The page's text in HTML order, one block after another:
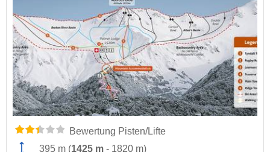
Bewertung Pisten/Lifte
395 m (1425 m - 1820 m)